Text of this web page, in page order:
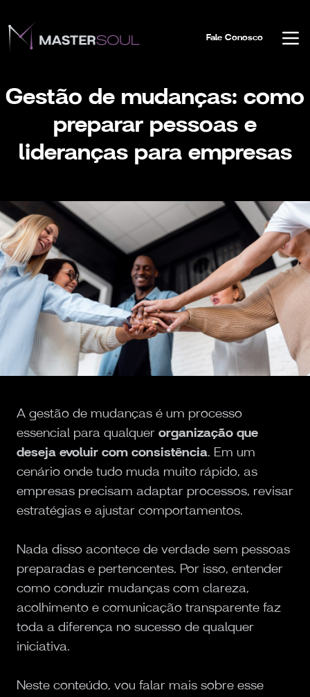
Fale Conosco
Gestão de mudanças: como
preparar pessoas e
lideranças para empresas
A gestão de mudanças é um processo
essencial para qualquer organização que
deseja evoluir com consistência. Em um
cenário onde tudo muda muito rápido, as
empresas precisam adaptar processos, revisar
estratégias e ajustar comportamentos.
Nada disso acontece de verdade sem pessoas
preparadas e pertencentes. Por isso, entender
como conduzir mudanças com clareza,
acolhimento e comunicação transparente faz
toda a diferença no sucesso de qualquer
iniciativa.
Neste conteúdo, vou falar mais sobre esse